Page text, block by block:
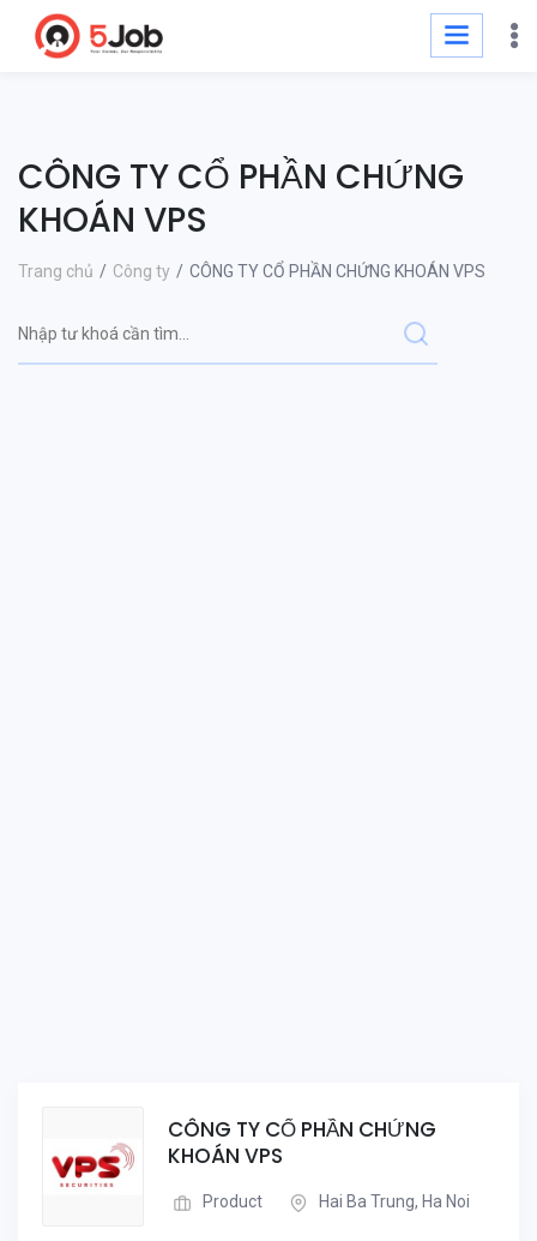
CÔNG TY CỔ PHẦN CHỨNG
KHOÁN VPS
Trang chủ Công ty CÔNG TY CỔ PHẦN CHỨNG KHOÁN VPS
CÔNG TY CỔ PHẦN CHỨNG
KHOÁN VPS
Product Hai Ba Trung, Ha Noi